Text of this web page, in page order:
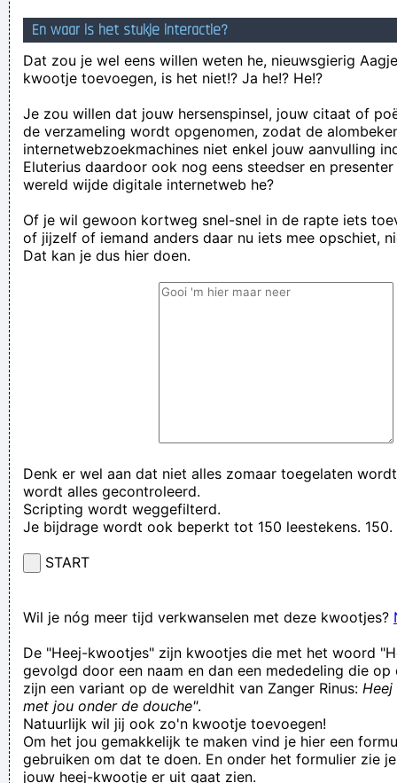
En waar is het stukje interactie?
Dat zou je wel eens willen weten he, nieuwsgierig
kwootje toevoegen, is het niet!? Ja he!? He!?
Je zou willen dat jouw hersenspinsel, jouw citaat of
de verzameling wordt opgenomen, zodat de
internetwebzoekmachines niet enkel jouw aanvulling
Eluterius daardoor ook nog eens steedser en
wereld wijde digitale internetweb he?
Of je wil gewoon kortweg snel-snel in de rapte iets
of jijzelf of iemand anders daar nu iets mee opschiet,
Dat kan je dus hier doen.
Denk er wel aan dat niet alles zomaar toegelaten
wordt alles gecontroleerd.
Scripting wordt weggefilterd.
Je bijdrage wordt ook beperkt tot 150 leestekens. 150.
START
Wil je nóg meer tijd verkwanselen met deze kwootjes?
De "Heej-kwootjes" zijn kwootjes die met het woord
gevolgd door een naam en dan een mededeling die op
zijn een variant op de wereldhit van Zanger Rinus:
met jou onder de douche".
Natuurlijk wil jij ook zo'n kwootje toevoegen!
Om het jou gemakkelijk te maken vind je hier een
gebruiken om dat te doen. En onder het formulier zie
jouw heej-kwootje er uit gaat zien.